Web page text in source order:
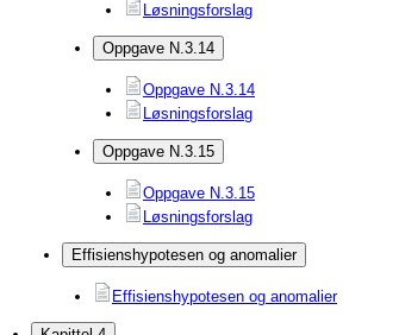
Løsningsforslag
Oppgave N.3.14
Oppgave N.3.14
Løsningsforslag
Oppgave N.3.15
Oppgave N.3.15
Løsningsforslag
Effisienshypotesen og anomalier
Effisienshypotesen og anomalier